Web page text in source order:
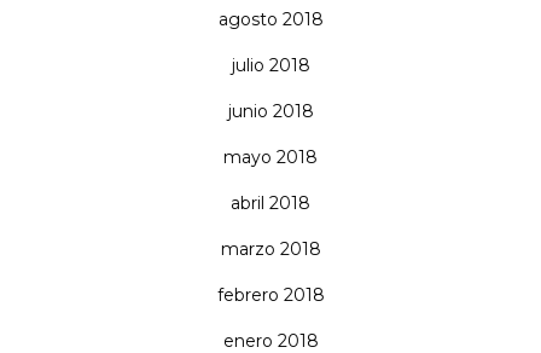
agosto 2018
julio 2018
junio 2018
mayo 2018
abril 2018
marzo 2018
febrero 2018
enero 2018